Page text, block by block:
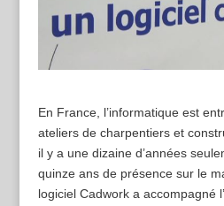
En France, l’informatique est
ateliers de charpentiers et
il y a une dizaine d’années
quinze ans de présence sur le
logiciel Cadwork a accompagné